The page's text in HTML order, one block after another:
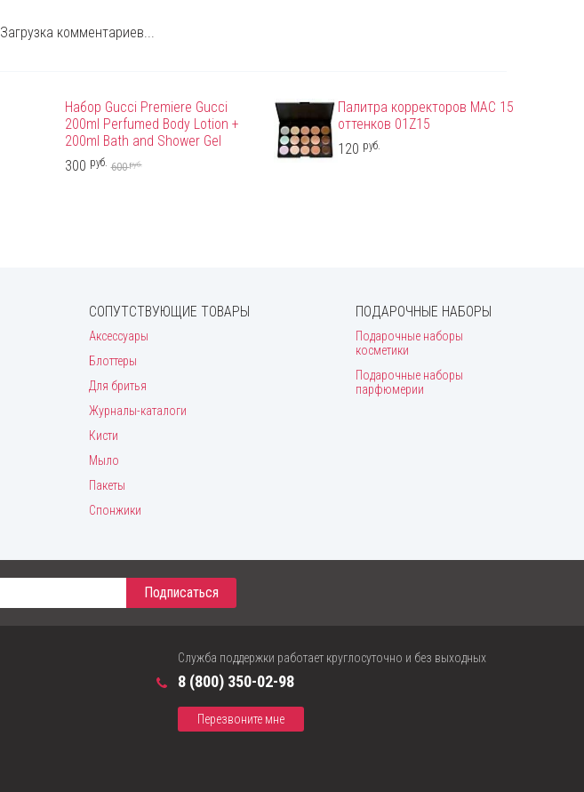
Загрузка комментариев...
Набор Gucci Premiere Gucci
200ml Perfumed Body Lotion +
200ml Bath and Shower Gel
300 руб. 600руб.
Палитра корректоров MAC 15
оттенков 01Z15
120 руб.
СОПУТСТВУЮЩИЕ ТОВАРЫ
Аксессуары
Блоттеры
Для бритья
Журналы-каталоги
Кисти
Мыло
Пакеты
Спонжики
ПОДАРОЧНЫЕ НАБОРЫ
Подарочные наборы
косметики
Подарочные наборы
парфюмерии
Служба поддержки работает круглосуточно и без выходных
8 (800) 350-02-98
Перезвоните мне